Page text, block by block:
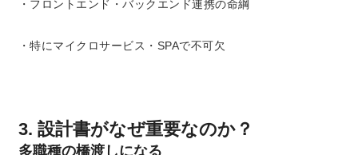
・フロントエンド・バックエンド連携の命綱
・特にマイクロサービス・SPAで不可欠
3. 設計書がなぜ重要なのか？
多職種の橋渡しになる